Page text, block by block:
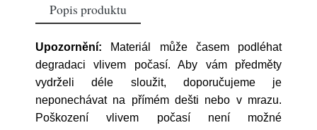
Popis produktu
Upozornění: Materiál může časem podléhat
degradaci vlivem počasí. Aby vám předměty
vydrželi déle sloužit, doporučujeme je
neponechávat na přímém dešti nebo v mrazu.
Poškození vlivem počasí není možné